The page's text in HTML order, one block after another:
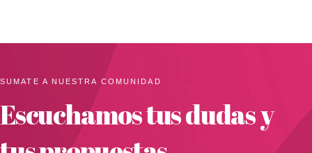
SUMATE A NUESTRA COMUNIDAD
Escuchamos tus dudas y